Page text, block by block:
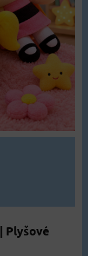
Plyšové